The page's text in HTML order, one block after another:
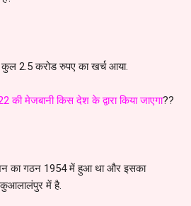
2.5 करोड रुपए का खर्च आया.
की मेजबानी किस देश के द्वारा किया जाएगा??
का गठन 1954 में हुआ था और इसका
कुआलालंपुर में है.